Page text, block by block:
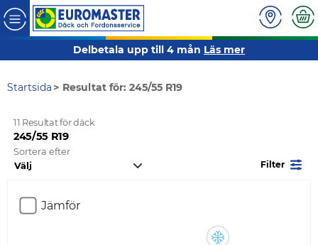
Delbetala upp till 4 mån Läs mer
Startsida Resultat för: 245/55 R19
11 Resultat för däck
245/55 R19
Sortera efter
Filter
Jämför